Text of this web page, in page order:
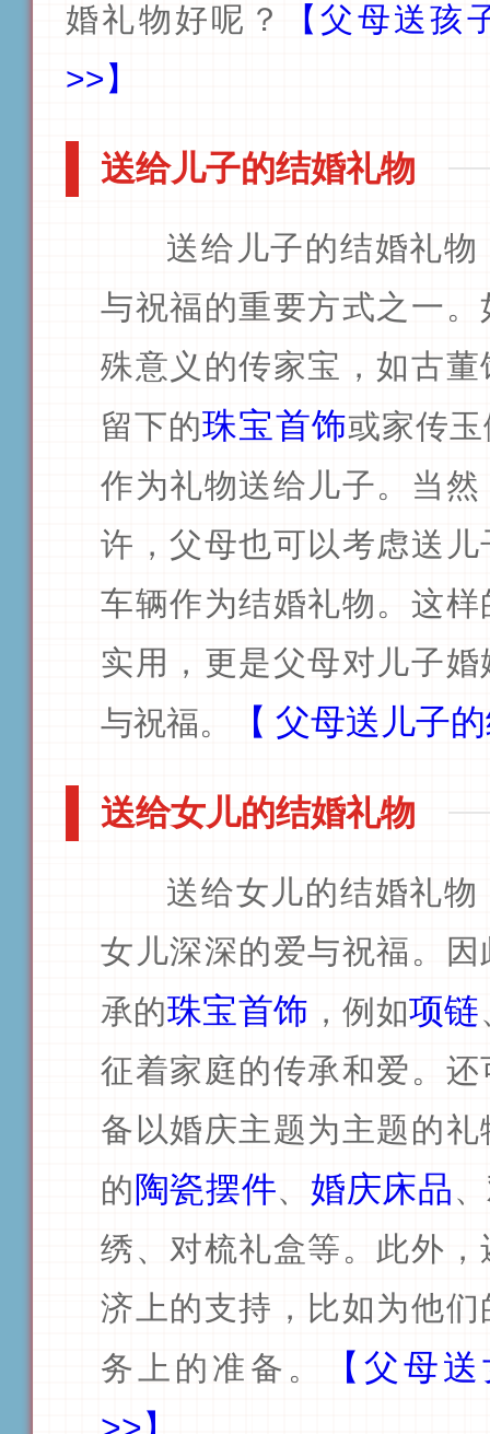
婚礼物好呢？
【父母送孩
>>】
送给儿子的结婚礼物
送给儿子的结婚礼
与祝福的重要方式之一
殊意义的传家宝，如古
留下的珠宝首饰或家传
作为礼物送给儿子。当
许，父母也可以考虑送
车辆作为结婚礼物。这
实用，更是父母对儿子
与祝福。
【 父母送儿子
送给女儿的结婚礼物
送给女儿的结婚礼
女儿深深的爱与祝福。
承的珠宝首饰 ，例如项链
征着家庭的传承和爱。
备以婚庆主题为主题的
的 陶瓷摆件、 婚庆床品
绣、对梳礼盒等。此外
济上的支持，比如为他
务上的准备。
【父母